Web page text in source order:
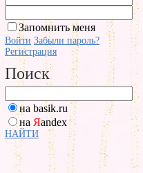
Запомнить меня
Войти Забыли пароль?
Регистрация
Поиск
на basik.ru
на Яandex
НАЙТИ